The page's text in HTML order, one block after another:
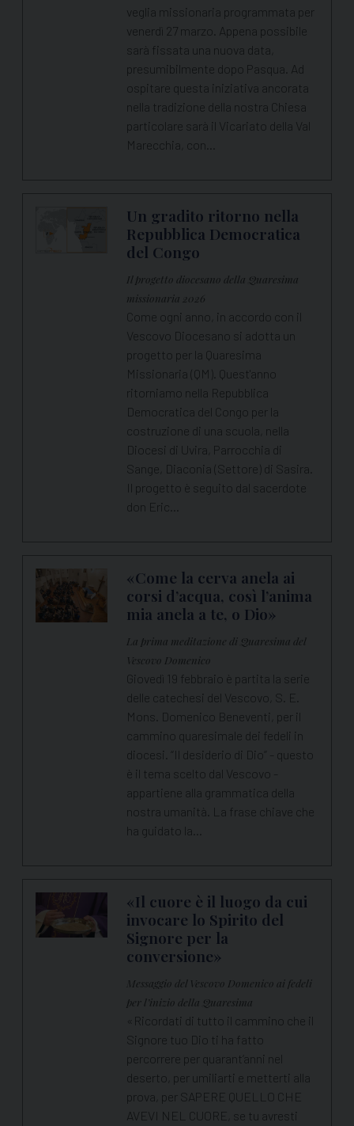
veglia missionaria programmata per
venerdì 27 marzo. Appena possibile
sarà fissata una nuova data,
presumibilmente dopo Pasqua. Ad
ospitare questa iniziativa ancorata
nella tradizione della nostra Chiesa
particolare sarà il Vicariato della Val
Marecchia, con…
Un gradito ritorno nella
Repubblica Democratica
del Congo
Il progetto diocesano della Quaresima
missionaria 2026
Come ogni anno, in accordo con il
Vescovo Diocesano si adotta un
progetto per la Quaresima
Missionaria (QM). Quest'anno
ritorniamo nella Repubblica
Democratica del Congo per la
costruzione di una scuola, nella
Diocesi di Uvira, Parrocchia di
Sange, Diaconia (Settore) di Sasira.
Il progetto è seguito dal sacerdote
don Eric…
«Come la cerva anela ai
corsi d’acqua, così l’anima
mia anela a te, o Dio»
La prima meditazione di Quaresima del
Vescovo Domenico
Giovedì 19 febbraio è partita la serie
delle catechesi del Vescovo, S. E.
Mons. Domenico Beneventi, per il
cammino quaresimale dei fedeli in
diocesi. “Il desiderio di Dio” - questo
è il tema scelto dal Vescovo -
appartiene alla grammatica della
nostra umanità. La frase chiave che
ha guidato la…
«Il cuore è il luogo da cui
invocare lo Spirito del
Signore per la
conversione»
Messaggio del Vescovo Domenico ai fedeli
per l’inizio della Quaresima
«Ricordati di tutto il cammino che il
Signore tuo Dio ti ha fatto
percorrere per quarant’anni nel
deserto, per umiliarti e metterti alla
prova, per SAPERE QUELLO CHE
AVEVI NEL CUORE, se tu avresti